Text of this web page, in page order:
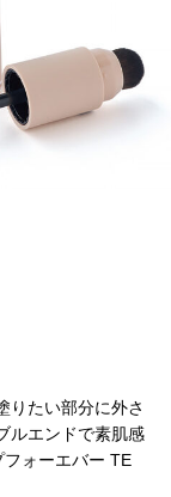
りたい部分に外さ
ルエンドで素肌感
ォーエバー TE